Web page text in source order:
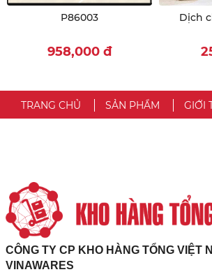
P86003
958,000 đ
Dịch
TRANG CHỦ SẢN PHẨM GIỚI
CÔNG TY CP KHO HÀNG TỔNG VIỆT
VINAWARES